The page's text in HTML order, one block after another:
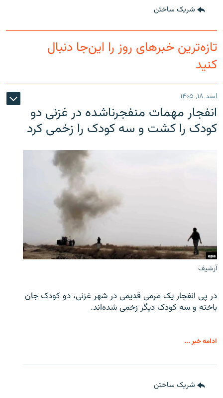
شریک ساختن
تازه‌ترین خبرهای روز را این‌جا دنبال
کنید
اسد ۱۸, ۱۴۰۵
انفجار مهمات منفجرناشده در غزنی دو
کودک را کشت و سه کودک را زخمی کرد
آرشیف
در پی انفجار یک مرمی قدیمی در شهر غزنی، دو کودک جان
باخته و سه کودک دیگر زخمی شده‌اند.
ادامه خبر ...
شریک ساختن